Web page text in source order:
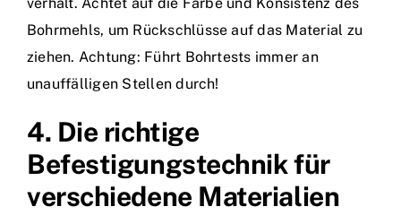
Bohrmehls, um Rückschlüsse auf das Material zu
ziehen. Achtung: Führt Bohrtests immer an
unauffälligen Stellen durch!
4. Die richtige
Befestigungstechnik für
verschiedene Materialien